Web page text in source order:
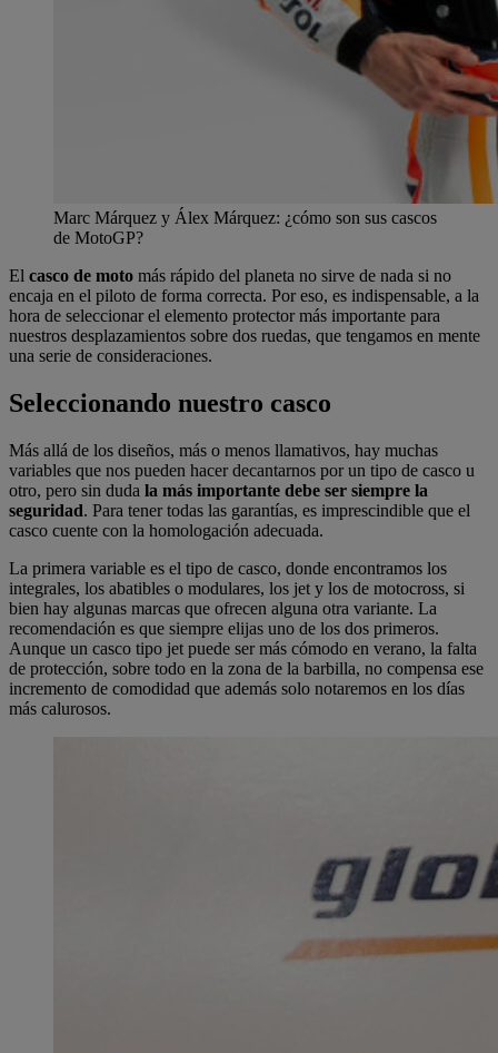
Marc Márquez y Álex Márquez: ¿cómo son sus cascos
de MotoGP?
El casco de moto más rápido del planeta no sirve de nada si no
encaja en el piloto de forma correcta. Por eso, es indispensable, a la
hora de seleccionar el elemento protector más importante para
nuestros desplazamientos sobre dos ruedas, que tengamos en mente
una serie de consideraciones.
Seleccionando nuestro casco
Más allá de los diseños, más o menos llamativos, hay muchas
variables que nos pueden hacer decantarnos por un tipo de casco u
otro, pero sin duda la más importante debe ser siempre la
seguridad. Para tener todas las garantías, es imprescindible que el
casco cuente con la homologación adecuada.
La primera variable es el tipo de casco, donde encontramos los
integrales, los abatibles o modulares, los jet y los de motocross, si
bien hay algunas marcas que ofrecen alguna otra variante. La
recomendación es que siempre elijas uno de los dos primeros.
Aunque un casco tipo jet puede ser más cómodo en verano, la falta
de protección, sobre todo en la zona de la barbilla, no compensa ese
incremento de comodidad que además solo notaremos en los días
más calurosos.